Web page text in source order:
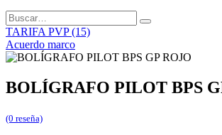
TARIFA PVP (15)
Acuerdo marco
BOLÍGRAFO PILOT BPS
(0 reseña)